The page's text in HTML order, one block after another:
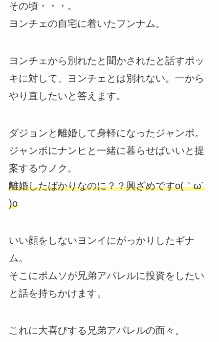
その頃・・・。
ヨンチェの自宅に着いたフンナム。
ヨンチェから別れたと聞かされたと話すポッ
キに対して、ヨンチェとは別れない。一から
やり直したいと答えます。
ダジョンと離婚して身軽になったジャンボ。
ジャンボにナンヒと一緒に暮らせばいいと提
案するウノク。
離婚したばかりなのに？？興ざめですo(｀ω´
)o
いい顔をしないヨンイにがっかりしたギナ
ム。
そこにポムソが兄弟アパレルに投資をしたい
と話を持ちかけます。
これに大喜びする兄弟アパレルの面々。